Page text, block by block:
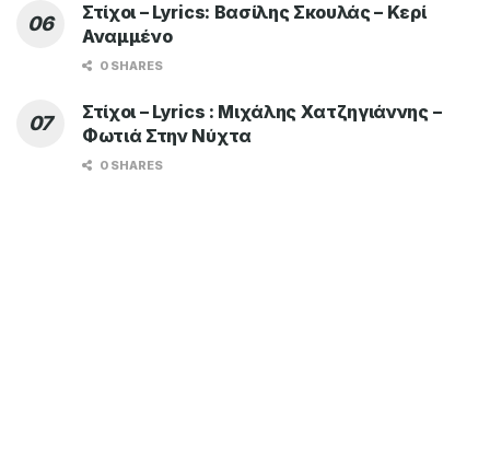
Στίχοι – Lyrics: Βασίλης Σκουλάς – Κερί
Αναμμένο
0 SHARES
Στίχοι – Lyrics : Μιχάλης Χατζηγιάννης –
Φωτιά Στην Νύχτα
0 SHARES